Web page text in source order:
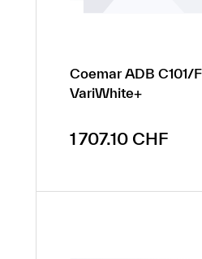
Coemar ADB C101/
VariWhite+
Prix régulier :
1 707.10 CHF